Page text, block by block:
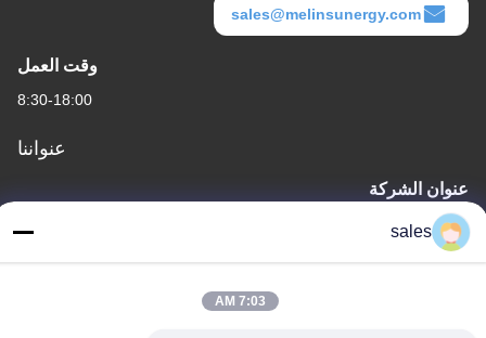
sales@melinsunergy.com
وقت العمل
8:30-18:00
عنواننا
عنوان الشركة
عنوان المصنع
الغرفة 709 ، الكتلة 2 من أنبو
sales
7:03 AM